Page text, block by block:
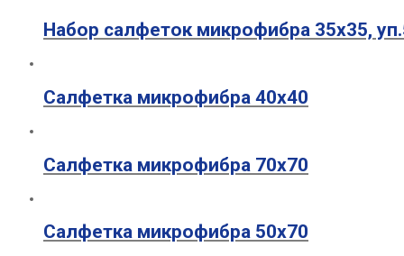
Набор салфеток микрофибра 35х35,
Салфетка микрофибра 40х40
Салфетка микрофибра 70х70
Салфетка микрофибра 50х70